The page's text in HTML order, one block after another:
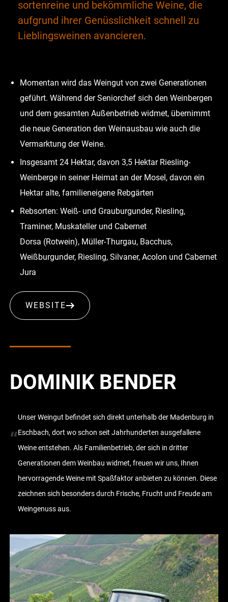
sortenreine und bekömmliche Weine, die
aufgrund ihrer Genüsslichkeit schnell zu
Lieblingsweinen avancieren.
Momentan wird das Weingut von zwei Generationen
geführt. Während der Seniorchef sich den Weinbergen
und dem gesamten Außenbetrieb widmet, übernimmt
die neue Generation den Weinausbau wie auch die
Vermarktung der Weine.
Insgesamt 24 Hektar, davon 3,5 Hektar Riesling-
Weinberge in seiner Heimat an der Mosel, davon ein
Hektar alte, familieneigene Rebgärten
Rebsorten: Weiß- und Grauburgunder, Riesling,
Traminer, Muskateller und Cabernet
Dorsa (Rotwein), Müller-Thurgau, Bacchus,
Weißburgunder, Riesling, Silvaner, Acolon und Cabernet
Jura
WEBSITE
DOMINIK BENDER
“
Unser Weingut befindet sich direkt unterhalb der Madenburg in
Eschbach, dort wo schon seit Jahrhunderten ausgefallene
Weine entstehen. Als Familienbetrieb, der sich in dritter
Generationen dem Weinbau widmet, freuen wir uns, Ihnen
hervorragende Weine mit Spaßfaktor anbieten zu können. Diese
zeichnen sich besonders durch Frische, Frucht und Freude am
Weingenuss aus.